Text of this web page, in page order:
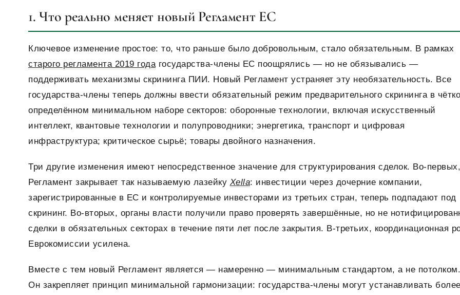
1. Что реально меняет новый Регламент ЕС
Ключевое изменение простое: то, что раньше было добровольным, стало обязательным. В рамках
старого регламента 2019 годагосударства-члены ЕС поощрялись — но не обязывались —
поддерживать механизмы скрининга ПИИ. Новый Регламент устраняет эту необязательность. Все
государства-члены теперь должны ввести обязательный режим предварительного скрининга в чётко
определённом минимальном наборе секторов: оборонные технологии, включая искусственный
интеллект, квантовые технологии и полупроводники; энергетика, транспорт и цифровая
инфраструктура; критическое сырьё; товары двойного назначения.
Три другие изменения имеют непосредственное значение для структурирования сделок. Во-первых,
Регламент закрывает так называемую лазейку Xella: инвестиции через дочерние компании,
зарегистрированные в ЕС и контролируемые инвесторами из третьих стран, теперь подпадают под
скрининг. Во-вторых, органы власти получили право проверять завершённые, но не
сделки в обязательных секторах в течение пяти лет после закрытия. В-третьих, координационная
Еврокомиссии усилена.
Вместе с тем новый Регламент является — намеренно — минимальным стандартом, а не потолком.
Он закрепляет принцип минимальной гармонизации: государства-члены могут устанавливать более